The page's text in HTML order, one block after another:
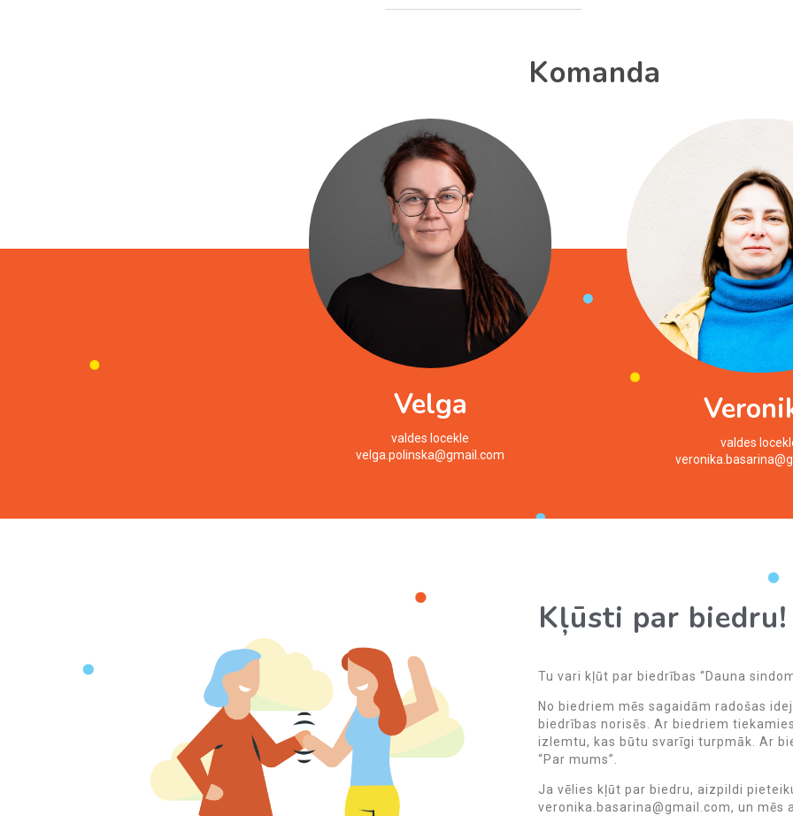
Komanda
Velga
valdes locekle
velga.polinska@gmail.com
valdes
Kļūsti par biedru!
Tu vari kļūt par biedrības “Dauna
No biedriem mēs sagaidām radošas
biedrības norisēs. Ar biedriem
izlemtu, kas būtu svarīgi turpmāk. Ar
“Par mums”.
Ja vēlies kļūt par biedru, aizpildi
veronika.basarina@gmail.com, un mēs